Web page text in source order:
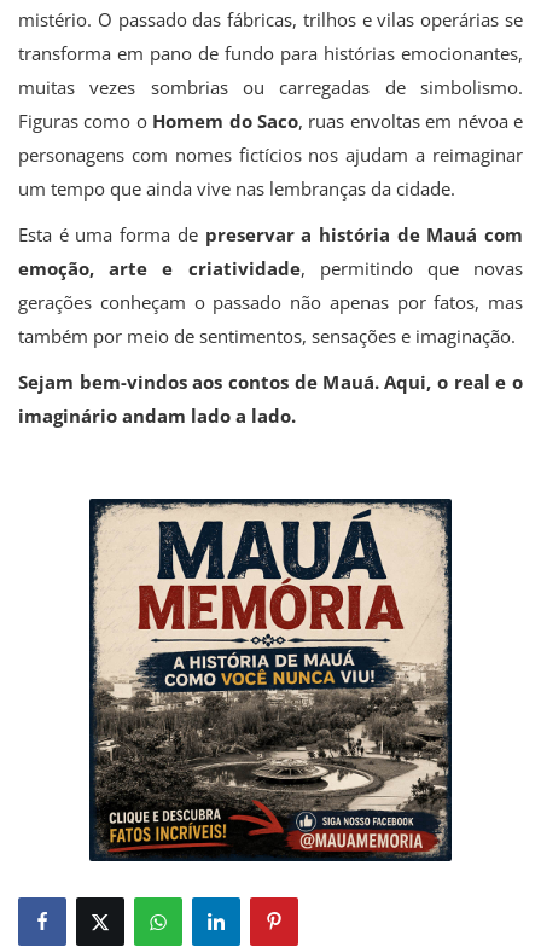
mistério. O passado das fábricas, trilhos e vilas operárias se
transforma em pano de fundo para histórias emocionantes,
muitas vezes sombrias ou carregadas de simbolismo.
Figuras como o Homem do Saco, ruas envoltas em névoa e
personagens com nomes fictícios nos ajudam a reimaginar
um tempo que ainda vive nas lembranças da cidade.
Esta é uma forma de preservar a história de Mauá com
emoção, arte e criatividade, permitindo que novas
gerações conheçam o passado não apenas por fatos, mas
também por meio de sentimentos, sensações e imaginação.
Sejam bem-vindos aos contos de Mauá. Aqui, o real e o
imaginário andam lado a lado.